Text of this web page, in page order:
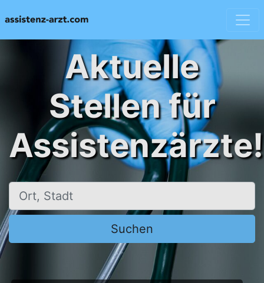
Aktuelle
Stellen für
Assistenzärzte!
Ort, Stadt
Suchen